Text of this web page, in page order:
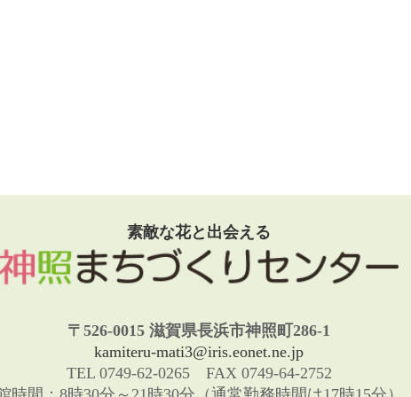
素敵な花と出会える
〒526-0015 滋賀県長浜市神照町286-1
kamiteru-mati3@iris.eonet.ne.jp
TEL 0749-62-0265 FAX 0749-64-2752